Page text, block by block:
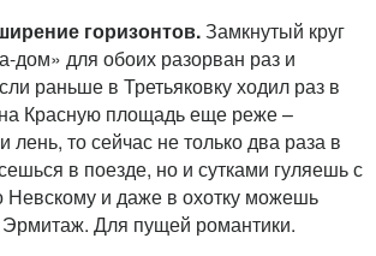
горизонтов.Замкнутый круг
дом» для обоих разорван раз и
раньше в Третьяковку ходил раз в
Красную площадь еще реже –
лень, то сейчас не только два раза в
в поезде, но и сутками гуляешь с
и даже в охотку можешь
Эрмитаж. Для пущей романтики.